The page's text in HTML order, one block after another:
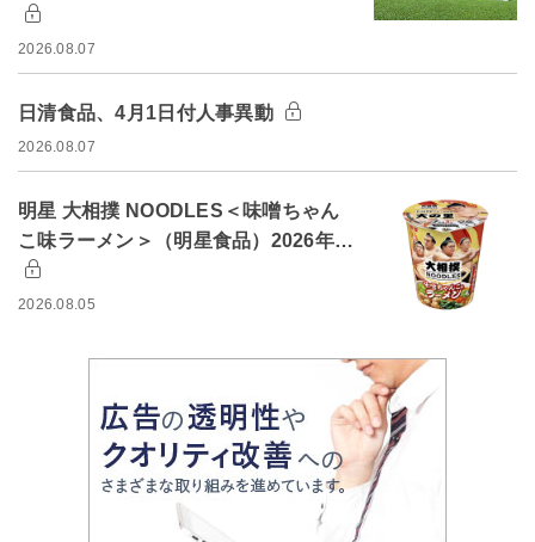
2026.08.07
日清食品、4月1日付人事異動
2026.08.07
明星 大相撲 NOODLES＜味噌ちゃん
こ味ラーメン＞（明星食品）2026年…
2026.08.05